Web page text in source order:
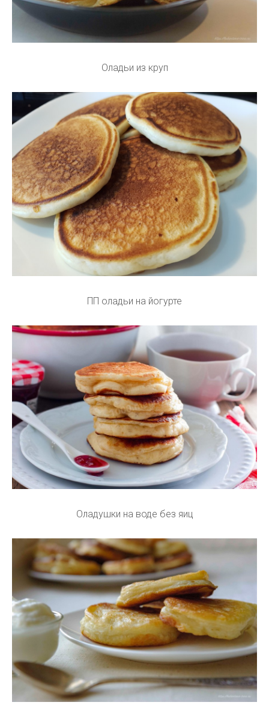
Оладьи из круп
ПП оладьи на йогурте
Оладушки на воде без яиц